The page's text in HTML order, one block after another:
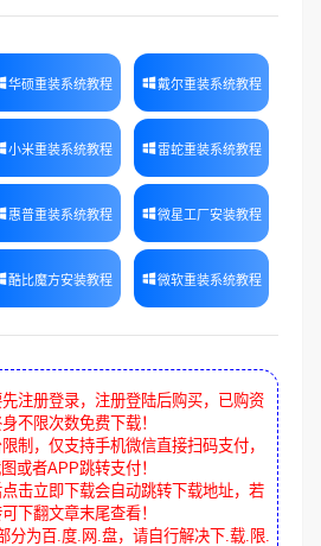
华硕重装系统教程 戴尔重装系统教程
小米重装系统教程 雷蛇重装系统教程
惠普重装系统教程 微星工厂安装教程
酷比魔方安装教程 微软重装系统教程
注册登录，注册登陆后购买，已购资
不限次数免费下载！
制，仅支持手机微信直接扫码支付，
或者APP跳转支付！
点击立即下载会自动跳转下载地址，若
下翻文章末尾查看！
分为百.度.网.盘，请自行解决下.载.限.